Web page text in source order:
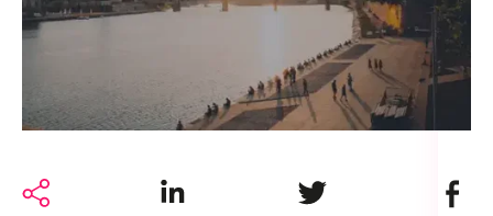
Share on LinkedIn Share on Twitter